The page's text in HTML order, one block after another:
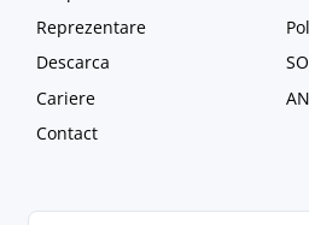
Reprezentare
Descarca
Cariere
Contact